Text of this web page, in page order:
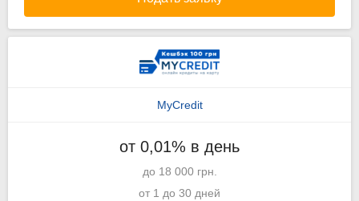
MyCredit
от 0,01% в день
до 18 000 грн.
от 1 до 30 дней